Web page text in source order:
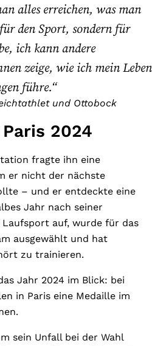
alles erreichen, was man
den Sport, sondern für
ich kann andere
zeige, wie ich mein Leben
führe.“
und Ottobock
2024
fragte ihn eine
er nicht der nächste
– und er entdeckte eine
Jahr nach seiner
auf, wurde für das
ausgewählt und hat
zu trainieren.
Jahr 2024 im Blick: bei
in Paris eine Medaille im
sein Unfall bei der Wahl